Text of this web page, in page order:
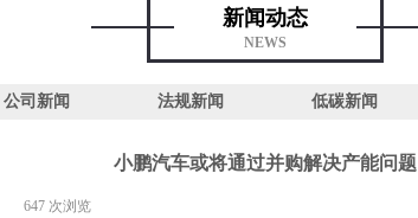
新闻动态
NEWS
公司新闻 法规新闻 低碳新闻
小鹏汽车或将通过并购解决产能问题
647 次浏览